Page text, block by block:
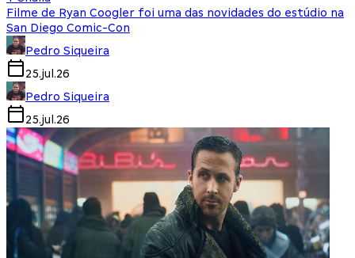
Filme de Ryan Coogler foi uma das novidades do estúdio na
San Diego Comic-Con
Pedro Siqueira
25.jul.26
Pedro Siqueira
25.jul.26